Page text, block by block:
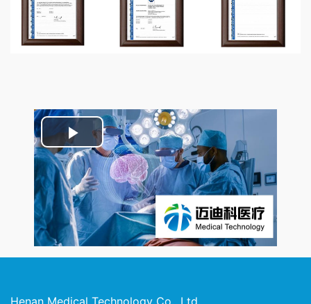
Play
Video
Henan Medical Technology Co., Ltd.